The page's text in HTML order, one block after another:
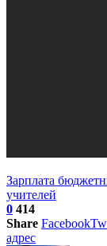
Зарплата
учителей
0 414
Share Facebook
адрес